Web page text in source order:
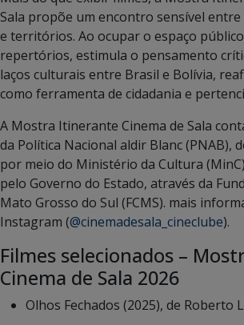
Sala propõe um encontro sensível
e territórios. Ao ocupar o espaço
repertórios, estimula o pensamento
laços culturais entre Brasil e Bolívia,
como ferramenta de cidadania e
A Mostra Itinerante Cinema de Sala
da Política Nacional aldir Blanc (PNAB),
por meio do Ministério da Cultura
pelo Governo do Estado, através da
Mato Grosso do Sul (FCMS). mais
Instagram (@cinemadesala_cineclube).
Filmes selecionados –
Cinema de Sala 2026
Olhos Fechados (2025), de Roberto